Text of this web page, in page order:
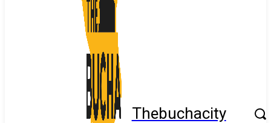
Thebuchacity